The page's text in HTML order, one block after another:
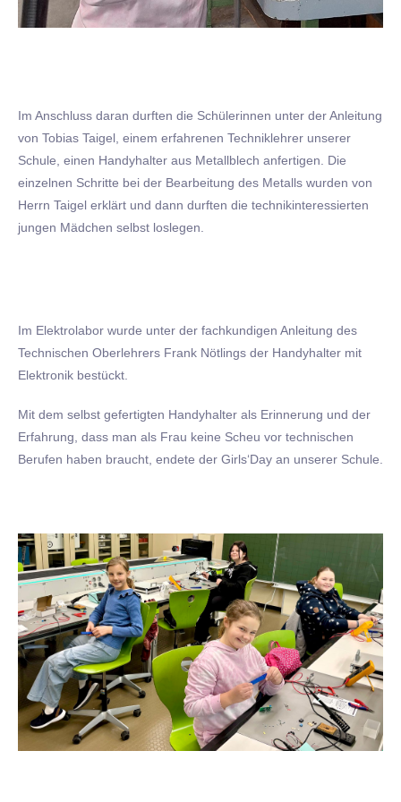
Im Anschluss daran durften die Schülerinnen unter der Anleitung
von Tobias Taigel, einem erfahrenen Techniklehrer unserer
Schule, einen Handyhalter aus Metallblech anfertigen. Die
einzelnen Schritte bei der Bearbeitung des Metalls wurden von
Herrn Taigel erklärt und dann durften die technikinteressierten
jungen Mädchen selbst loslegen.
Im Elektrolabor wurde unter der fachkundigen Anleitung des
Technischen Oberlehrers Frank Nötlings der Handyhalter mit
Elektronik bestückt.
Mit dem selbst gefertigten Handyhalter als Erinnerung und der
Erfahrung, dass man als Frau keine Scheu vor technischen
Berufen haben braucht, endete der Girls‘Day an unserer Schule.